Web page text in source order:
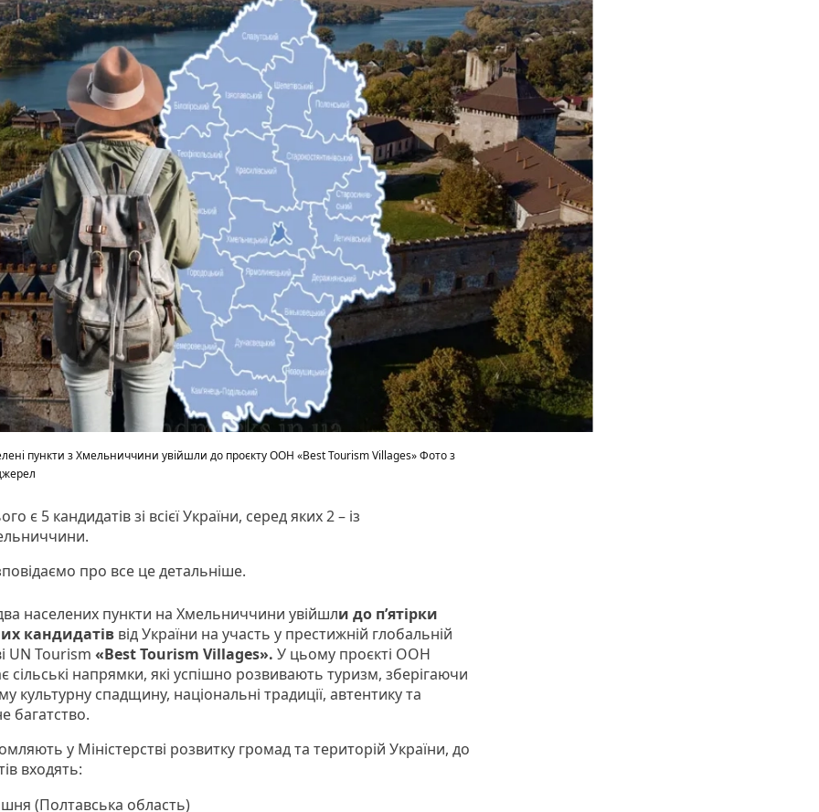
пункти з Хмельниччини увійшли до проєкту ООН «Best Tourism Villages» Фото з
є 5 кандидатів зі всієї України, серед яких 2 – із
про все це детальніше.
населених пункти на Хмельниччини увійшли до п’ятірки
кандидатів від України на участь у престижній глобальній
UN Tourism «Best Tourism Villages». У цьому проєкті ООН
сільські напрямки, які успішно розвивають туризм, зберігаючи
культурну спадщину, національні традиції, автентику та
багатство.
у Міністерстві розвитку громад та територій України, до
входять:
(Полтавська область)